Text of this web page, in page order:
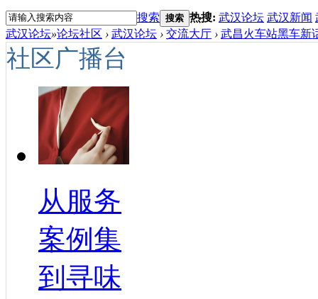
搜索 搜索 热搜: 武汉论坛 武汉新闻
武汉论坛»论坛社区 › 武汉论坛 › 交流大厅 › 武昌火车站黑车新
社区广播台
从服务
案例集
到寻味